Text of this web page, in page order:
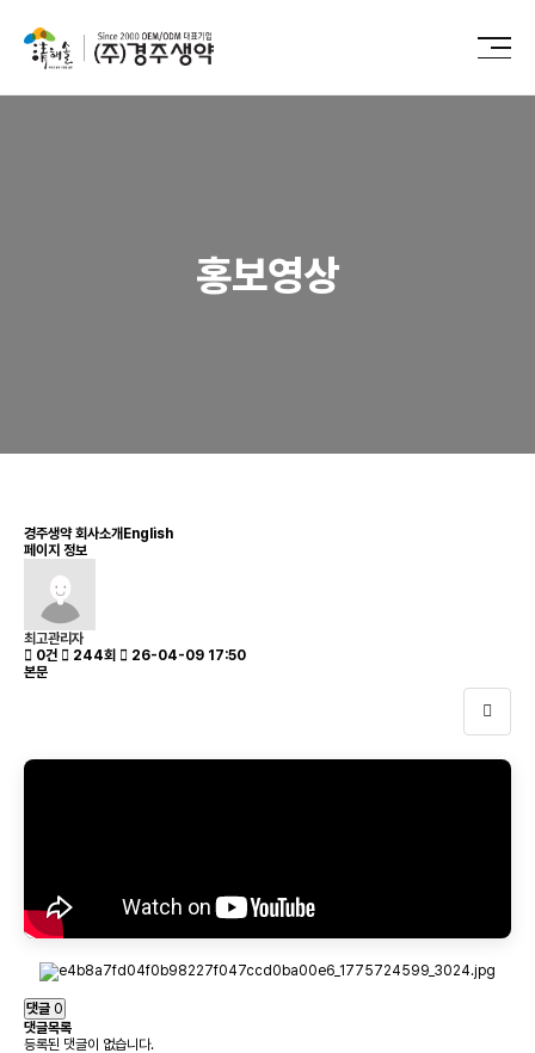
홍보영상
경주생약 회사소개English
페이지 정보
최고관리자
0건
244회
26-04-09 17:50
본문
댓글 0
댓글목록
등록된 댓글이 없습니다.